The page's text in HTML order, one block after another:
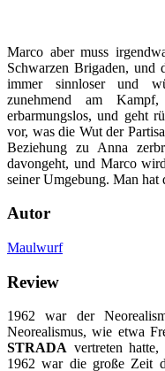
Marco aber muss
Schwarzen Brigaden, und
immer sinnloser und
zunehmend am
erbarmungslos, und geht
vor, was die Wut der
Beziehung zu Anna
davongeht, und Marco
seiner Umgebung. Man
Autor
Maulwurf
Review
1962 war der
Neorealismus, wie etwa
STRADA vertreten
1962 war die große Zeit